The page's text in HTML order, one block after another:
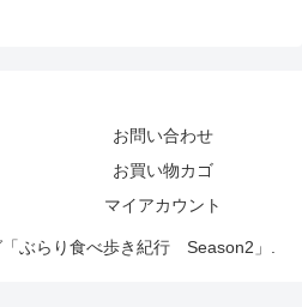
お問い合わせ
お買い物カゴ
マイアカウント
ぶらり食べ歩き紀行 Season2」.